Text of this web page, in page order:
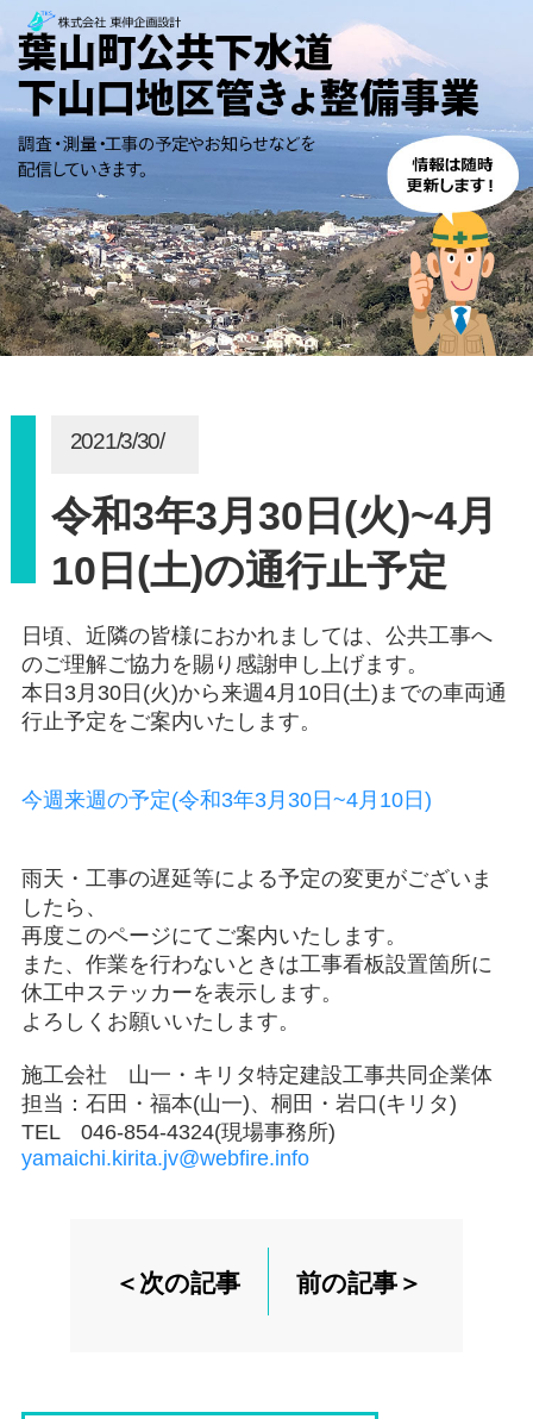
2021/3/30/
令和3年3月30日(火)~4月
10日(土)の通行止予定
日頃、近隣の皆様におかれましては、公共工事へ
のご理解ご協力を賜り感謝申し上げます。
本日3月30日(火)から来週4月10日(土)までの車両通
行止予定をご案内いたします。
今週来週の予定(令和3年3月30日~4月10日)
雨天・工事の遅延等による予定の変更がございま
したら、
再度このページにてご案内いたします。
また、作業を行わないときは工事看板設置箇所に
休工中ステッカーを表示します。
よろしくお願いいたします。
施工会社 山一・キリタ特定建設工事共同企業体
担当：石田・福本(山一)、桐田・岩口(キリタ)
TEL 046-854-4324(現場事務所)
yamaichi.kirita.jv@webfire.info
＜次の記事 前の記事＞